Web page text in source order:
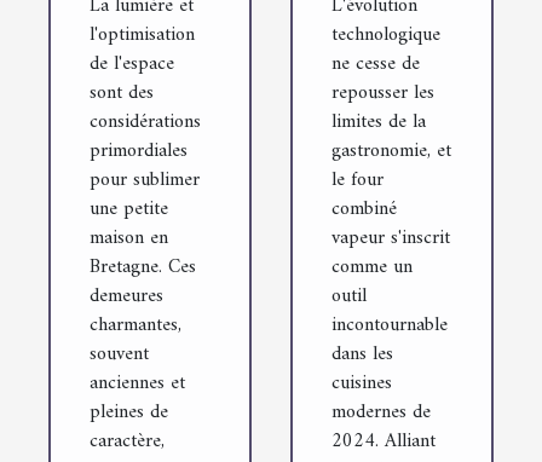
petite
maison
bretonne
l'optimisation
de l'espace
sont des
considérations
primordiales
pour sublimer
une petite
maison en
Bretagne. Ces
demeures
charmantes,
souvent
anciennes et
pleines de
caractère,
vos
besoins en
2024
technologique
ne cesse de
repousser les
limites de la
gastronomie, et
le four
combiné
vapeur s'inscrit
comme un
outil
incontournable
dans les
cuisines
modernes de
2024. Alliant